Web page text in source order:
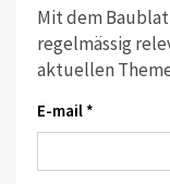
Mit dem
regelmässig
aktuellen
E-mail *